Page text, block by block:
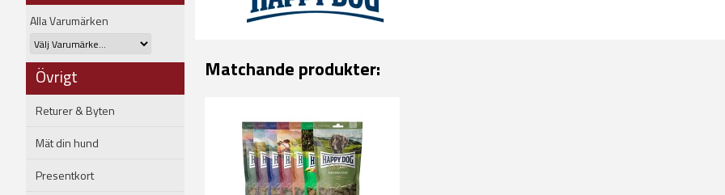
Alla Varumärken
Övrigt
Returer & Byten
Mät din hund
Presentkort
Matchande produkter: